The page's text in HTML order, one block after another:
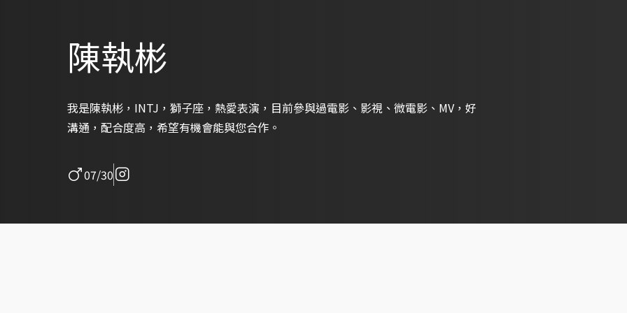
陳執彬
我是陳執彬，INTJ，獅子座，熱愛表演，目前參與過電影、影視、微電影、MV，好
溝通，配合度高，希望有機會能與您合作。
07/30